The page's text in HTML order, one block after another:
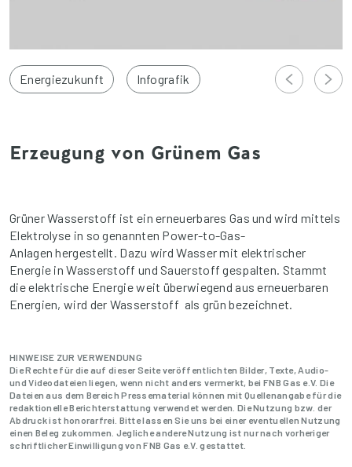
Energiezukunft Infografik
Erzeugung von Grünem Gas
Grüner Wasserstoff ist ein erneuerbares Gas und wird mittels
Elektrolyse in so genannten Power-to-Gas-
Anlagen hergestellt. Dazu wird Wasser mit elektrischer
Energie in Wasserstoff und Sauerstoff gespalten. Stammt
die elektrische Energie weit überwiegend aus erneuerbaren
Energien, wird der Wasserstoff als grün bezeichnet.
HINWEISE ZUR VERWENDUNG
Die Rechte für die auf dieser Seite veröffentlichten Bilder, Texte, Audio-
und Videodateien liegen, wenn nicht anders vermerkt, bei FNB Gas e.V. Die
Dateien aus dem Bereich Pressematerial können mit Quellenangabe für die
redaktionelle Berichterstattung verwendet werden. Die Nutzung bzw. der
Abdruck ist honorarfrei. Bitte lassen Sie uns bei einer eventuellen Nutzung
einen Beleg zukommen. Jegliche andere Nutzung ist nur nach vorheriger
schriftlicher Einwilligung von FNB Gas e.V. gestattet.